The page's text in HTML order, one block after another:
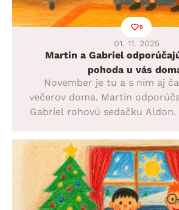
0
01. 11. 2025
Martin a Gabriel
pohoda u vás
November je tu a s ním aj
večerov doma. Martin
Gabriel rohovú sedačku
jesennú domácu